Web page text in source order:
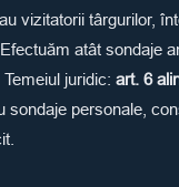
vizitatorii târgurilor,
atât sondaje
juridic: art. 6
sondaje personale,